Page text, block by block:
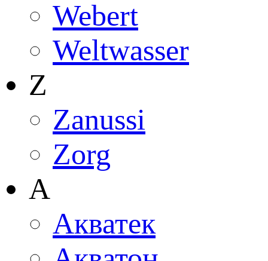
Webert
Weltwasser
Z
Zanussi
Zorg
А
Акватек